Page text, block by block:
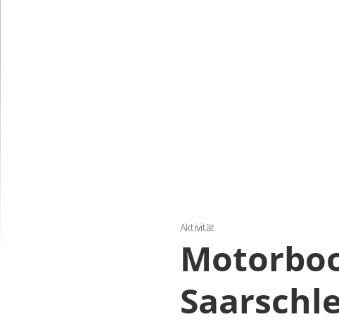
Aktivität